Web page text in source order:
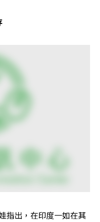
指出，在印度一如在其